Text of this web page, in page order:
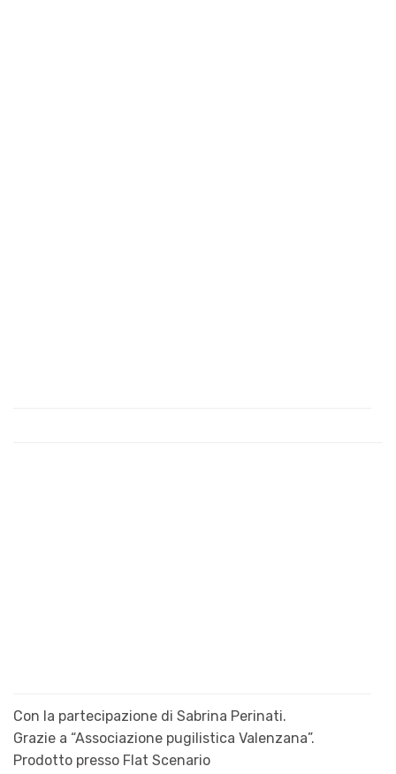
Con la partecipazione di Sabrina Perinati.
Grazie a “Associazione pugilistica Valenzana”.
Prodotto presso Flat Scenario